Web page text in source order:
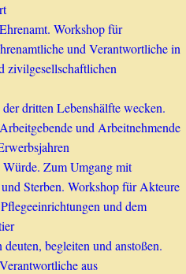
Workshop für
und Verantwortliche in
zivilgesellschaftlichen
dritten Lebenshälfte wecken.
und Arbeitnehmende
Würde. Zum Umgang mit
Sterben. Workshop für Akteure
und dem
deuten, begleiten und anstoßen.
aus